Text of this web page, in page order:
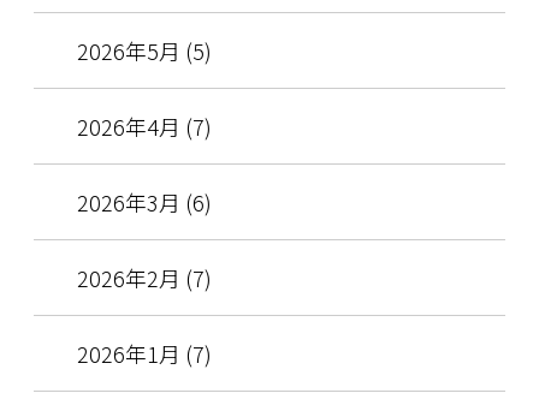
2026年5月 (5)
2026年4月 (7)
2026年3月 (6)
2026年2月 (7)
2026年1月 (7)